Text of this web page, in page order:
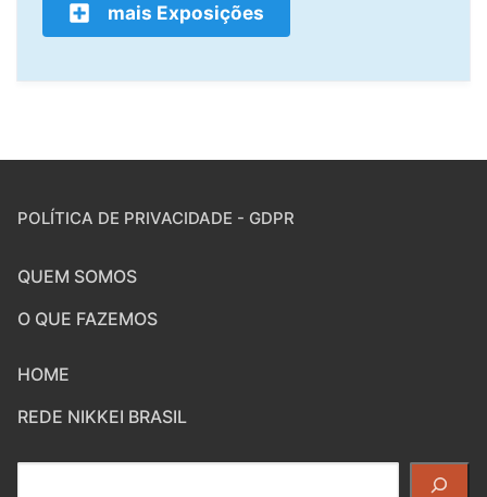
mais Exposições
POLÍTICA DE PRIVACIDADE - GDPR
QUEM SOMOS
O QUE FAZEMOS
HOME
REDE NIKKEI BRASIL